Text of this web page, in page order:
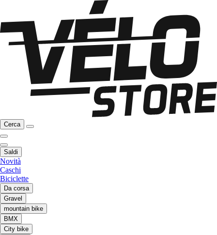
Cerca
Saldi
Novità
Caschi
Biciclette
Da corsa
Gravel
mountain bike
BMX
City bike